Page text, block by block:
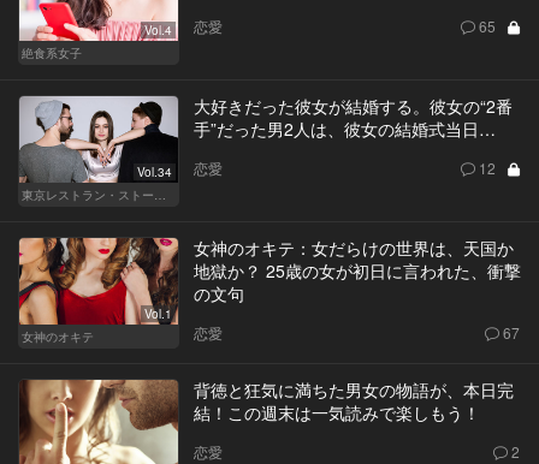
Vol.4
絶食系女子
恋愛 65
Vol.34
大好きだった彼女が結婚する。彼女の“2番
手”だった男2人は、彼女の結婚式当日…
恋愛 12
Vol.1
女神のオキテ
女神のオキテ：女だらけの世界は、天国か
地獄か？ 25歳の女が初日に言われた、衝撃
の文句
恋愛 67
背徳と狂気に満ちた男女の物語が、本日完
結！この週末は一気読みで楽しもう！
恋愛 2